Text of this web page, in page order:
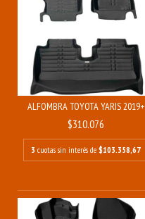
ALFOMBRA TOYOTA YARIS 2019+
$310.076
3 cuotas sin interés de $103.358,67